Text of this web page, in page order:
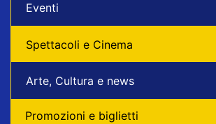
Eventi
Spettacoli e Cinema
Arte, Cultura e news
Promozioni e biglietti